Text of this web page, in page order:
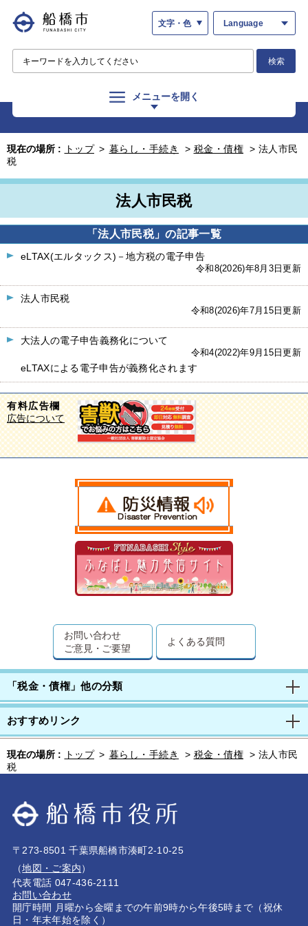
文字・色 Language
検索
メニューを開く
現在の場所 : トップ > 暮らし・手続き > 税金・債権 > 法人市民
税
法人市民税
「法人市民税」の記事一覧
eLTAX(エルタックス)－地方税の電子申告
令和8(2026)年8月3日更新
法人市民税
令和8(2026)年7月15日更新
大法人の電子申告義務化について
令和4(2022)年9月15日更新
eLTAXによる電子申告が義務化されます
有料広告欄
広告について
お問い合わせ
ご意見・ご要望
よくある質問
「税金・債権」他の分類
おすすめリンク
現在の場所 : トップ > 暮らし・手続き > 税金・債権 > 法人市民
税
〒273-8501 千葉県船橋市湊町2-10-25
（地図・ご案内）
代表電話 047-436-2111
お問い合わせ
開庁時間 月曜から金曜までの午前9時から午後5時まで（祝休
日・年末年始を除く）